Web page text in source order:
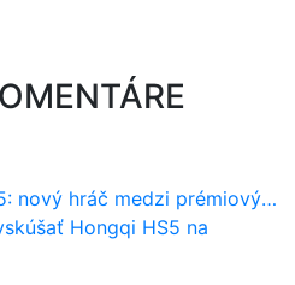
hráč medzi prémiovými SUV na Slovensku
Hongqi HS5 na